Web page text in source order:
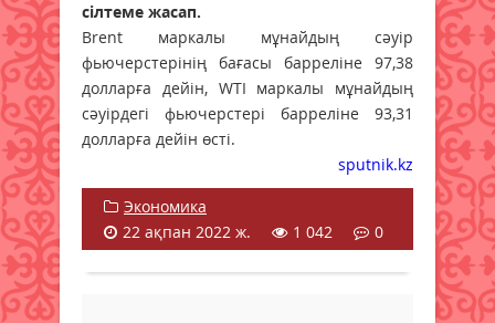
сілтеме жасап.
Brent маркалы мұнайдың сәуір
фьючерстерінің бағасы барреліне 97,38
долларға дейін, WTI маркалы мұнайдың
сәуірдегі фьючерстері барреліне 93,31
долларға дейін өсті.
sputnik.kz
Экономика
22 ақпан 2022 ж.
1 042 0